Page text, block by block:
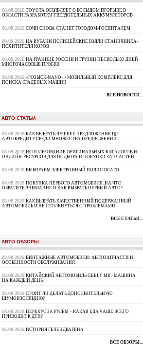
08.08.2026 TOYOTA ОБЪЯВЛЯЕТ О БОЛЬШОМ ПРОРЫВЕ В
ОБЛАСТИ РАЗРАБОТКИ ТВЕРДОТЕЛЬНЫХ АККУМУЛЯТОРОВ
08.08.2026 СОЧИ СНОВА СТАНЕТ ГОРОДОМ-ГОСПИТАЛЕМ
08.08.2026 НА КУБАНИ ПОЛИЦЕЙСКИЕ ВЗЯЛИ СТАНИЧНИКА-
ПОХИТИТЕЛЯ КОРОВ
08.08.2026 НА ГРАНИЦЕ РОССИИ И ГРУЗИИ НЕСКОЛЬКО ДНЕЙ
МНОГОЧАСОВЫЕ ПРОБКИ
08.08.2026 «РОЗЫСК-NANO» - МОБИЛЬНЫЙ КОМПЛЕКС ДЛЯ
ПОИСКА КРАДЕНЫХ МАШИН
ВСЕ НОВОСТИ...
АВТО СТАТЬИ
08.08.2026 КАК ВЫБРАТЬ ЛУЧШЕЕ ПРЕДЛОЖЕНИЕ ПО
АВТОКРЕДИТУ СРЕДИ МНОЖЕСТВА ПРЕДЛОЖЕНИЙ
08.08.2026 ИСПОЛЬЗОВАНИЕ ОРИГИНАЛЬНЫХ КАТАЛОГОВ И
ОНЛАЙН-РЕСУРСОВ ДЛЯ ПОДБОРА И ПОКУПКИ ЗАПЧАСТЕЙ
08.08.2026 ВЫБИРАЕМ ЭЛЕКТРОННЫЙ ПОЛИС ОСАГО
08.08.2026 ПОКУПКА ПЕРВОГО АВТОМОБИЛЯ. НА ЧТО
ОБРАТИТЬ ВНИМАНИЕ И КАК ВЫБРАТЬ ПЕРВЫЙ АВТО?
08.08.2026 КАК ВЫБРАТЬ КАЧЕСТВЕННЫЙ ПОДЕРЖАННЫЙ
АВТОМОБИЛЬ И НЕ СТОЛКНУТЬСЯ С ПРОБЛЕМАМИ
ВСЕ СТАТЬИ...
АВТО ОБЗОРЫ
08.08.2026 ВИНТАЖНЫЕ АВТОМОБИЛИ: АВТОЗАПЧАСТИ И
ОСОБЕННОСТИ ОБСЛУЖИВАНИЯ
08.08.2026 КИТАЙСКИЙ АВТОМОБИЛЬ GEELY МК - МАШИНА
НА КАЖДЫЙ ДЕНЬ
08.08.2026 СТОИТ ЛИ ДЕЛАТЬ ДОПОЛНИТЕЛЬНУЮ
ШУМОИЗОЛЯЦИЮ?
08.08.2026 ПЕРЕКУС ЗА РУЛЁМ – КАКАЯ ЕДА ЧАЩЕ ВСЕГО
ПРИВОДИТ К ДТП?
08.08.2026 ИСТОРИЯ ГЕЛЕНДВАГЕНА
ВСЕ ОБЗОРЫ...